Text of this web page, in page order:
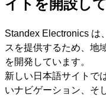
イトを開設し
Standex Electronics は
スを提供するため、地
を開発しています。
新しい日本語サイトで
いナビゲーション、そ